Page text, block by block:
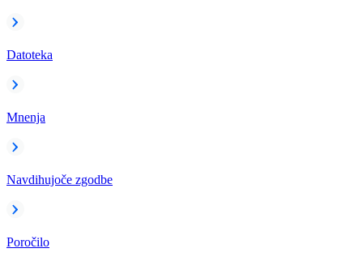
Datoteka
Mnenja
Navdihujoče zgodbe
Poročilo